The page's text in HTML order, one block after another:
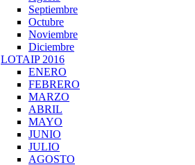
Septiembre
Octubre
Noviembre
Diciembre
LOTAIP 2016
ENERO
FEBRERO
MARZO
ABRIL
MAYO
JUNIO
JULIO
AGOSTO